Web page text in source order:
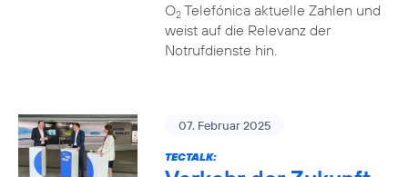
O2Telefónica aktuelle Zahlen und
weist auf die Relevanz der
Notrufdienste hin.
07. Februar 2025
TECTALK: